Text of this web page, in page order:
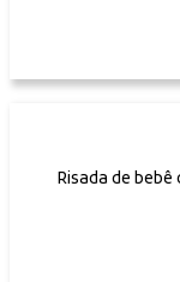
Risada de